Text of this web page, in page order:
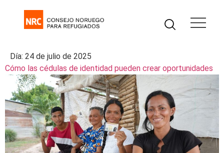
Día: 24 de julio de 2025
Cómo las cédulas de identidad pueden crear oportunidades